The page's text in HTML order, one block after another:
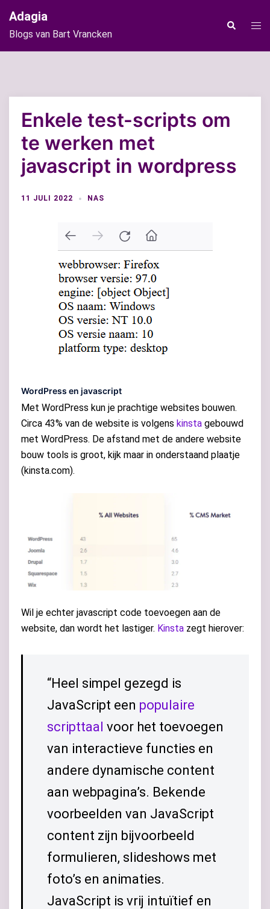
naar
de
inhoud
Adagia
Blogs van Bart Vrancken
Zoeken
Enkele test-scripts om
te werken met
javascript in wordpress
11 JULI 2022 NAS
WordPress en javascript
Met WordPress kun je prachtige websites bouwen.
Circa 43% van de website is volgens kinsta gebouwd
met WordPress. De afstand met de andere website
bouw tools is groot, kijk maar in onderstaand plaatje
(kinsta.com).
Wil je echter javascript code toevoegen aan de
website, dan wordt het lastiger. Kinsta zegt hierover:
“Heel simpel gezegd is
JavaScript een populaire
scripttaal voor het toevoegen
van interactieve functies en
andere dynamische content
aan webpagina’s. Bekende
voorbeelden van JavaScript
content zijn bijvoorbeeld
formulieren, slideshows met
foto’s en animaties.
JavaScript is vrij intuïtief en